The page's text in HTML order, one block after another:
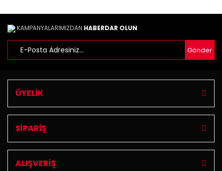
KAMPANYALARIMIZDAN HABERDAR OLUN
Gönder
ÜYELİK
SİPARİŞ
ALIŞVERİŞ